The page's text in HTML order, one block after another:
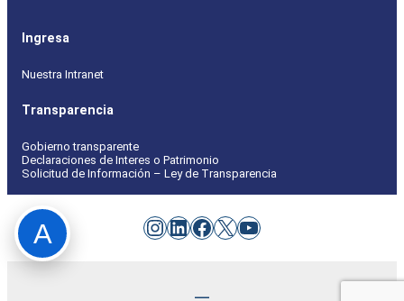
Ingresa
Nuestra Intranet
Transparencia
Gobierno transparente
Declaraciones de Interes o Patrimonio
Solicitud de Información – Ley de Transparencia
Instagram
LinkedIn
Facebook
X YouTube
A